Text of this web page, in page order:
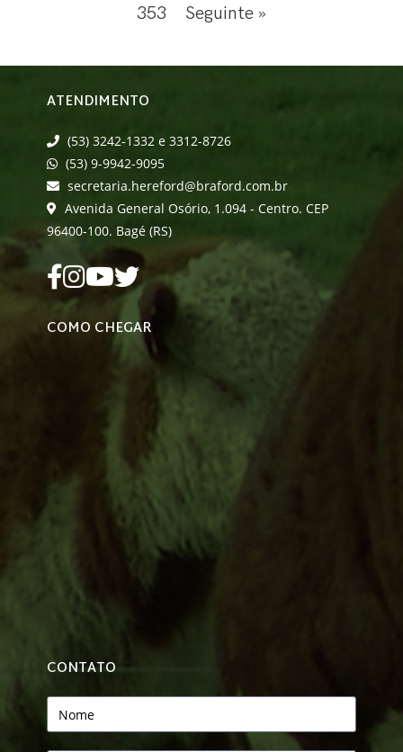
353
Seguinte »
ATENDIMENTO
(53) 3242-1332 e 3312-8726
(53) 9-9942-9095
secretaria.hereford@braford.com.br
Avenida General Osório, 1.094 - Centro. CEP
96400-100. Bagé (RS)
COMO CHEGAR
CONTATO